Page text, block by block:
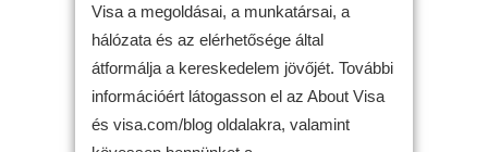
Visa a megoldásai, a munkatársai, a
hálózata és az elérhetősége által
átformálja a kereskedelem jövőjét. További
információért látogasson el az About Visa
és visa.com/blog oldalakra, valamint